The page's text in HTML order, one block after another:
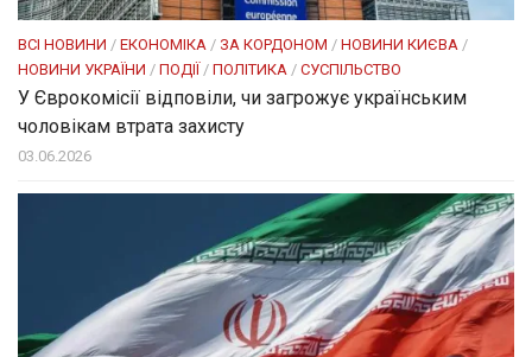
ВСІ НОВИНИ / ЕКОНОМІКА / ЗА КОРДОНОМ / НОВИНИ КИЄВА /
НОВИНИ УКРАЇНИ / ПОДІЇ / ПОЛІТИКА / СУСПІЛЬСТВО
У Єврокомісії відповіли, чи загрожує українським
чоловікам втрата захисту
03.06.2026